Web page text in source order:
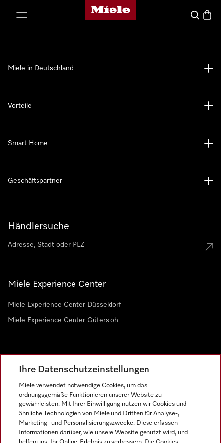
Miele-Homepage
Suche
Händlersuche
Miele Experience Center
Miele Experience Center Düsseldorf
Miele Experience Center Gütersloh
Miele in Deutschland
Vorteile
Smart Home
Geschäftspartner
Ihre Datenschutzeinstellungen
Miele verwendet notwendige Cookies, um das
ordnungsgemäße Funktionieren unserer Website zu
gewährleisten. Mit Ihrer Einwilligung nutzen wir Cookies und
ähnliche Technologien von Miele und Dritten für Analyse-,
Marketing- und Personalisierungszwecke. Diese erfassen
Informationen darüber, wie unsere Website genutzt wird, und